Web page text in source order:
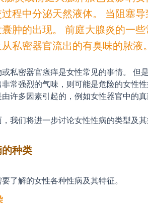
程中分泌天然液体。 当阻塞
肿的出现。 前庭大腺炎的一
私密器官流出的有臭味的脓液
私密器官瘙痒是女性常 见的事情。 但
常强烈的气味，则可能是危险的女性性
许多因素引起的，例如女性器官中的真
，我们将进一步讨论女性性病的类型及其
种类
了解的女性各种性病及其特征。